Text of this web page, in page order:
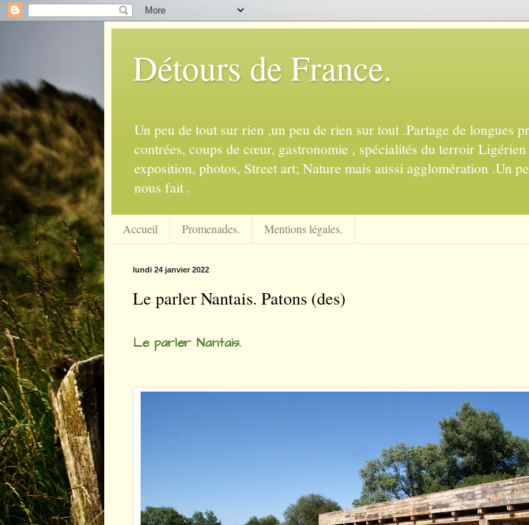
Détours de France.
Un peu de tout sur rien ,un peu de rien sur tout .Partage de longues
contrées, coups de cœur, gastronomie , spécialités du terroir
exposition, photos, Street art; Nature mais aussi agglomération .Un
nous fait .
Accueil Promenades. Mentions légales.
lundi 24 janvier 2022
Le parler Nantais. Patons (des)
Le parler Nantais.